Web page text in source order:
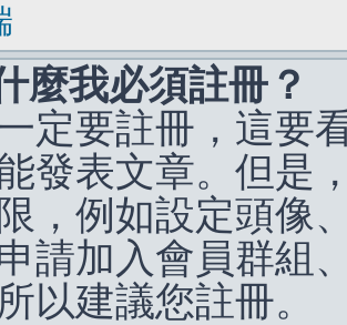
麼我必須註冊？
定要註冊，這要
發表文章。但是
，例如設定頭像
請加入會員群組
以建議您註冊。